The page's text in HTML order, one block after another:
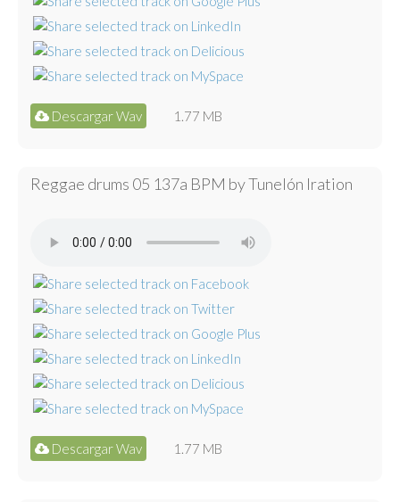
Descargar Wav 1.77 MB
Reggae drums 05 137a BPM by Tunelón Iration
Descargar Wav 1.77 MB